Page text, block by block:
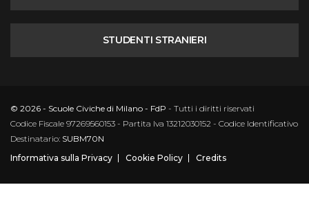
STUDENTI STRANIERI
© 2026 - Scuole Civiche di Milano - FdP - Tutti i diritti riservati
Codice Fiscale 97269560153 - Partita Iva 13212030152 - Codice Identificativo
Destinatario: SUBM70N
Informativa sulla Privacy
Cookie Policy Credits